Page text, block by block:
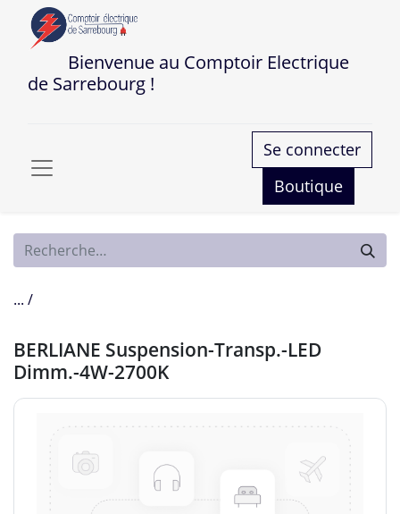
Bienvenue au Comptoir Electrique
de Sarrebourg !
Se connecter
Boutique
... /
BERLIANE Suspension-Transp.-LED
Dimm.-4W-2700K